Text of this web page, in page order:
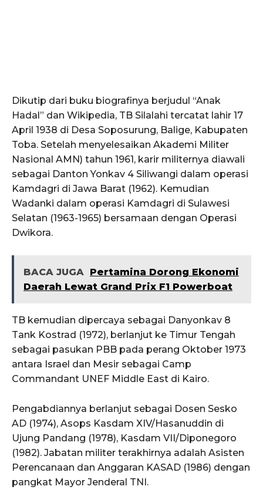
Dikutip dari buku biografinya berjudul “Anak
Hadal” dan Wikipedia, TB Silalahi tercatat lahir 17
April 1938 di Desa Soposurung, Balige, Kabupaten
Toba. Setelah menyelesaikan Akademi Militer
Nasional AMN) tahun 1961, karir militernya diawali
sebagai Danton Yonkav 4 Siliwangi dalam operasi
Kamdagri di Jawa Barat (1962). Kemudian
Wadanki dalam operasi Kamdagri di Sulawesi
Selatan (1963-1965) bersamaan dengan Operasi
Dwikora.
BACA JUGA Pertamina Dorong Ekonomi
Daerah Lewat Grand Prix F1 Powerboat
TB kemudian dipercaya sebagai Danyonkav 8
Tank Kostrad (1972), berlanjut ke Timur Tengah
sebagai pasukan PBB pada perang Oktober 1973
antara Israel dan Mesir sebagai Camp
Commandant UNEF Middle East di Kairo.
Pengabdiannya berlanjut sebagai Dosen Sesko
AD (1974), Asops Kasdam XIV/Hasanuddin di
Ujung Pandang (1978), Kasdam VII/Diponegoro
(1982). Jabatan militer terakhirnya adalah Asisten
Perencanaan dan Anggaran KASAD (1986) dengan
pangkat Mayor Jenderal TNI.